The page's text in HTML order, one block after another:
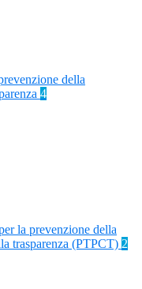
della
4
la prevenzione della
trasparenza (PTPCT) 2